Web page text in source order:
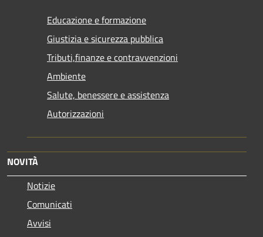
Educazione e formazione
Giustizia e sicurezza pubblica
Tributi,finanze e contravvenzioni
Ambiente
Salute, benessere e assistenza
Autorizzazioni
NOVITÀ
Notizie
Comunicati
Avvisi